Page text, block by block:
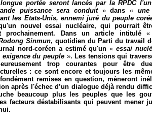
portée seront lancés par la RPDC
puissance sera conduit»dans«
les Etats-Unis, ennemi juré du peuple
nouvel essai nucléaire, qui pourrait
prochainement. Dans un article intitulé
Sinmun, quotidien du Parti du travail
nord-coréen a estimé qu'un«essai
exigence du peuple». Les tensions qui
trop courantes pour être
: ce sont encore et toujours les
remises en question, mèneront
après l'échec d’un dialogue déjà rendu
beaucoup plus les peuples que les
facteurs déstabilisants qui peuvent mener